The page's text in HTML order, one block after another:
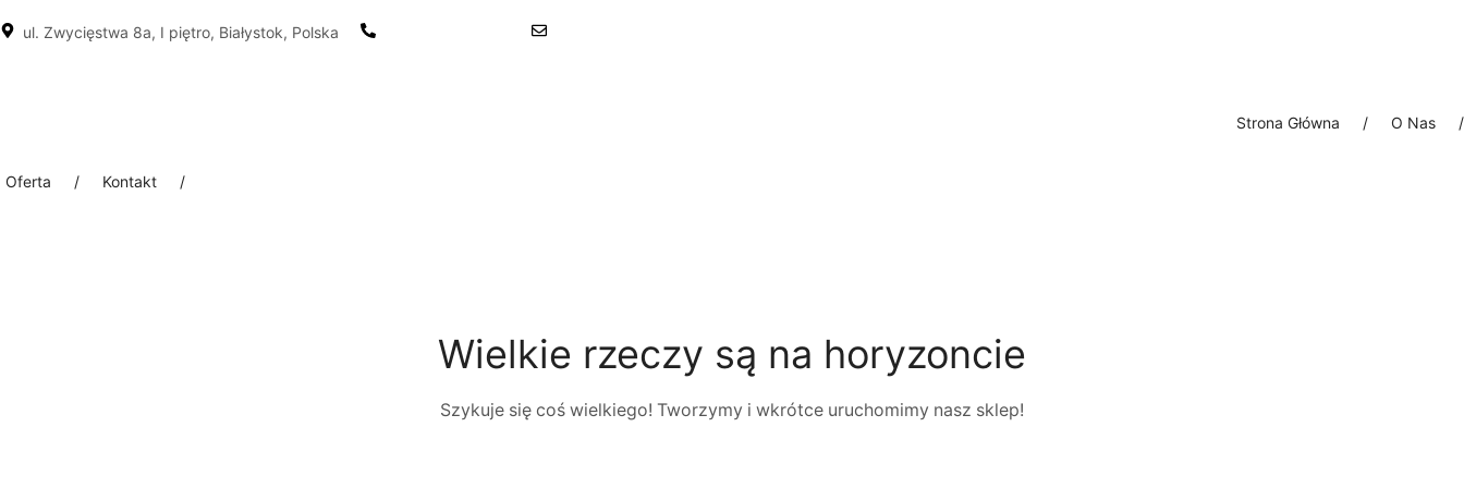
ul. Zwycięstwa 8a, I piętro, Białystok, Polska
Strona Główna / O Nas /
Oferta / Kontakt /
Wielkie rzeczy są na horyzoncie
Szykuje się coś wielkiego! Tworzymy i wkrótce uruchomimy nasz sklep!